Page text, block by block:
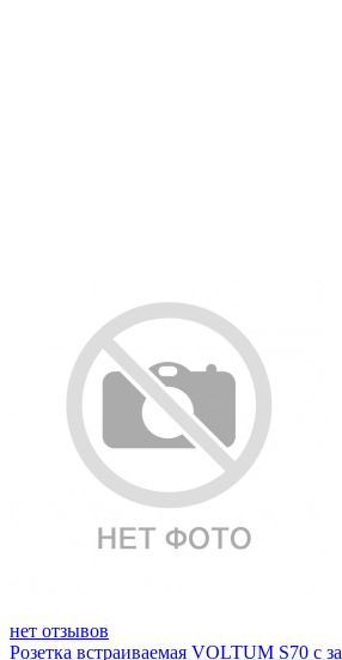
нет отзывов
Розетка встраиваемая VOLTUM S70 с